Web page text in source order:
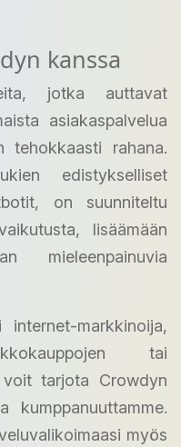
kanssa
jotka auttavat
asiakaspalvelua
tehokkaasti rahana.
edistykselliset
on suunniteltu
lisäämään
mieleenpainuvia
markkinoija,
tai
voit tarjota Crowdyn
kumppanuuttamme.
myös